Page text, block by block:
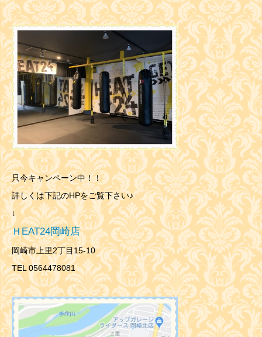
只今キャンペーン中！！
詳しくは下記のHPをご覧下さい♪
↓
ＨEAT24岡崎店
岡崎市上里2丁目15-10
TEL 0564478081